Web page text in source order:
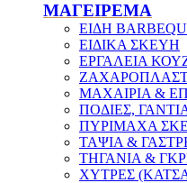
ΜΑΓΕΙΡΕΜΑ
ΕΙΔΗ
ΕΙΔΙΚΑ ΣΚΕΥΗ
ΕΡΓΑΛΕΙΑ
ΜΑΧΑΙΡΙΑ &
ΠΟΔΙΕΣ,
ΠΥΡΙΜΑΧΑ
ΤΑΨΙΑ &
ΤΗΓΑΝΙΑ &
ΧΥΤΡΕΣ